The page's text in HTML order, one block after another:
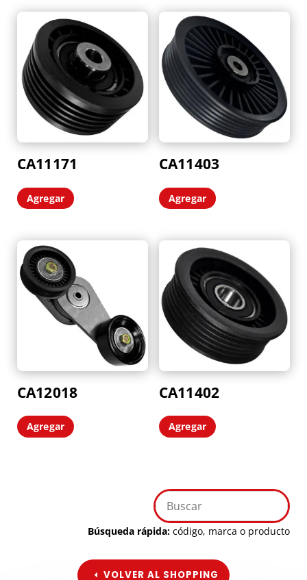
CA11171
Agregar
CA11403
Agregar
CA12018
Agregar
CA11402
Agregar
Búsqueda rápida: código, marca o producto
VOLVER AL SHOPPING